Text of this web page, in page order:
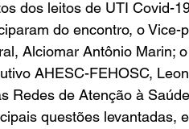
dos leitos de UTI Covid-
do encontro, o
Alciomar Antônio Marin;
AHESC-FEHOSC,
Redes de Atenção à
questões levantadas,